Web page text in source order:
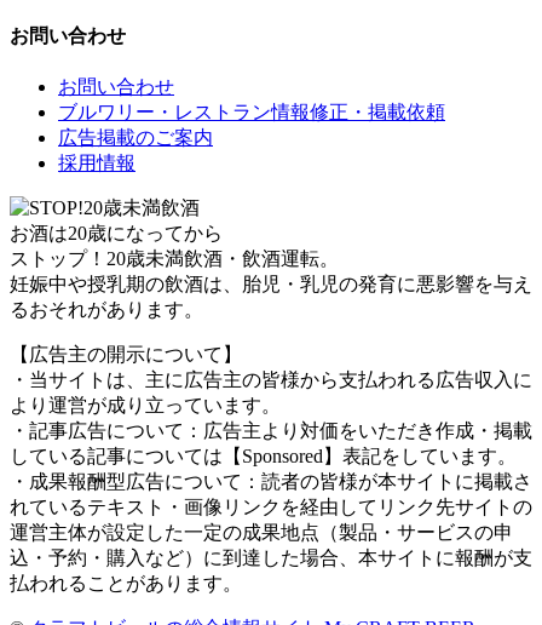
お問い合わせ
お問い合わせ
ブルワリー・レストラン情報修正・掲載依頼
広告掲載のご案内
採用情報
お酒は20歳になってから
ストップ！20歳未満飲酒・飲酒運転。
妊娠中や授乳期の飲酒は、胎児・乳児の発育に悪影響を与え
るおそれがあります。
【広告主の開示について】
・当サイトは、主に広告主の皆様から支払われる広告収入に
より運営が成り立っています。
・記事広告について：広告主より対価をいただき作成・掲載
している記事については【Sponsored】表記をしています。
・成果報酬型広告について：読者の皆様が本サイトに掲載さ
れているテキスト・画像リンクを経由してリンク先サイトの
運営主体が設定した一定の成果地点（製品・サービスの申
込・予約・購入など）に到達した場合、本サイトに報酬が支
払われることがあります。